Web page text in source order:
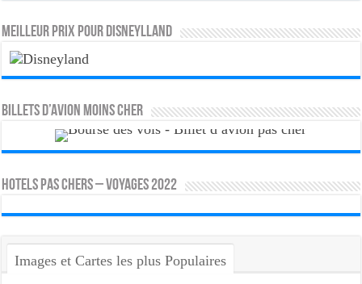
MEILLEUR PRIX POUR DISNEYLLAND
Billets d’avion moins cher
HOTELS PAS CHERS – VOYAGES 2022
Images et Cartes les plus Populaires